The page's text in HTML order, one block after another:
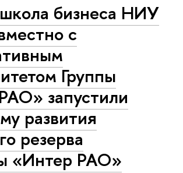
бизнеса НИУ
с
Группы
запустили
развития
резерва
«Интер РАО»